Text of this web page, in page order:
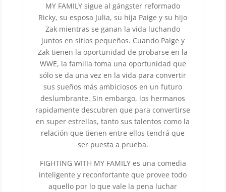
MY FAMILY sigue al gángster reformado
Ricky, su esposa Julia, su hija Paige y su hijo
Zak mientras se ganan la vida luchando
juntos en sitios pequeños. Cuando Paige y
Zak tienen la oportunidad de probarse en la
WWE, la familia toma una oportunidad que
sólo se da una vez en la vida para convertir
sus sueños más ambiciosos en un futuro
deslumbrante. Sin embargo, los hermanos
rapidamente descubren que para convertirse
en super estrellas, tanto sus talentos como la
relación que tienen entre ellos tendrá que
ser puesta a prueba.
FIGHTING WITH MY FAMILY es una comedia
inteligente y reconfortante que provee todo
aquello por lo que vale la pena luchar